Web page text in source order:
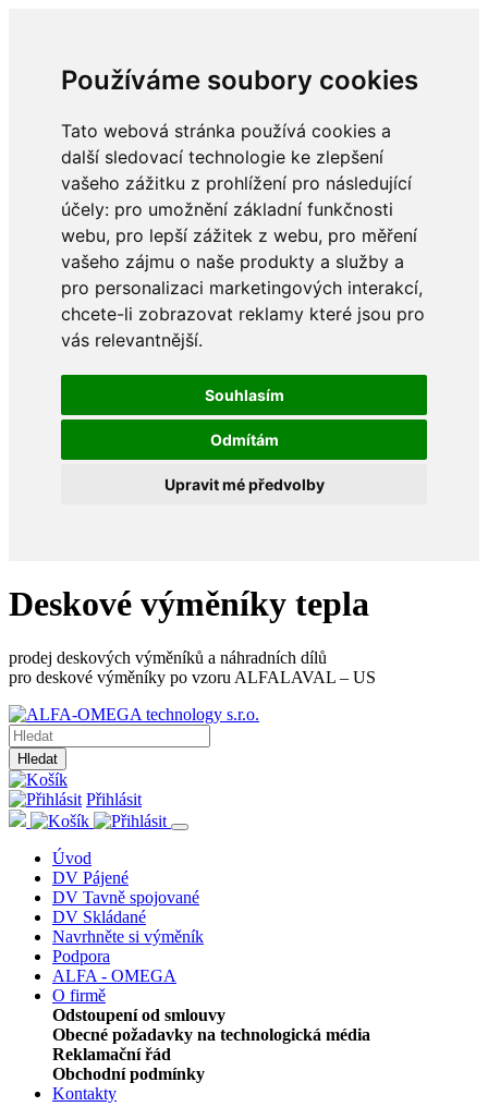
Používáme soubory cookies
Tato webová stránka používá cookies a
další sledovací technologie ke zlepšení
vašeho zážitku z prohlížení pro následující
účely: pro umožnění základní funkčnosti
webu, pro lepší zážitek z webu, pro měření
vašeho zájmu o naše produkty a služby a
pro personalizaci marketingových interakcí,
chcete-li zobrazovat reklamy které jsou pro
vás relevantnější.
Souhlasím
Odmítám
Upravit mé předvolby
Deskové výměníky tepla
prodej deskových výměníků a náhradních dílů
pro deskové výměníky po vzoru ALFALAVAL – US
Hledat
Přihlásit
Úvod
DV Pájené
DV Tavně spojované
DV Skládané
Navrhněte si výměník
Podpora
ALFA - OMEGA
O firmě
Odstoupení od smlouvy
Obecné požadavky na technologická média
Reklamační řád
Obchodní podmínky
Kontakty